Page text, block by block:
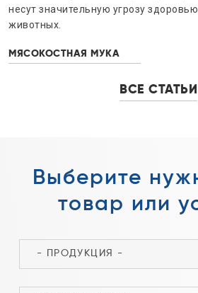
несут значительную угрозу
животных.
МЯСОКОСТНАЯ МУКА
ВСЕ СТАТЬИ
Выберите
товар или